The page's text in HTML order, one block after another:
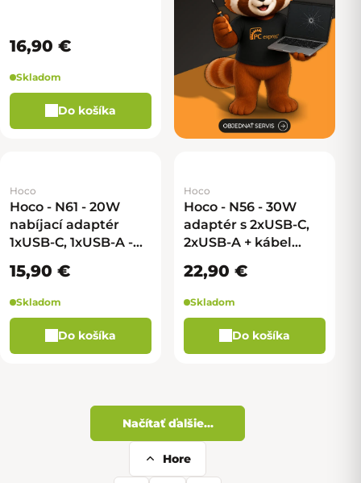
16,90 €
Skladom
Do košíka
Hoco
Hoco - N61 - 20W
nabíjací adaptér
1xUSB-C, 1xUSB-A -
15,90 €
Skladom
Do košíka
Hoco
Hoco - N56 - 30W
adaptér s 2xUSB-C,
2xUSB-A + kábel
biela
22,90 €
Skladom
Do košíka
Načítať ďalšie...
Hore